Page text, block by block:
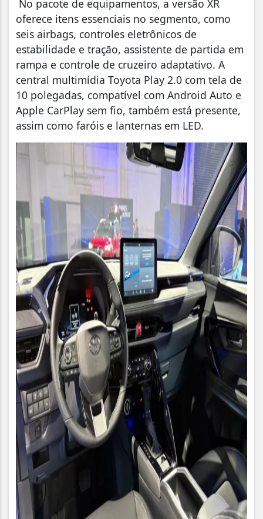
No pacote de equipamentos, a versão XR
oferece itens essenciais no segmento, como
seis airbags, controles eletrônicos de
estabilidade e tração, assistente de partida em
rampa e controle de cruzeiro adaptativo. A
central multimídia Toyota Play 2.0 com tela de
10 polegadas, compatível com Android Auto e
Apple CarPlay sem fio, também está presente,
assim como faróis e lanternas em LED.